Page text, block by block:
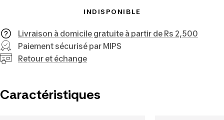
INDISPONIBLE
Livraison à domicile gratuite à partir de Rs 2,500
Paiement sécurisé par MIPS
Retour et échange
Caractéristiques